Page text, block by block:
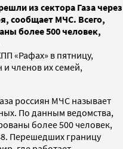
из сектора Газа через
сообщает МЧС. Всего,
более 500 человек,
«Рафах» в пятницу,
членов их семей,
россиян МЧС называет
По данным ведомства,
более 500 человек,
Перешедших границу